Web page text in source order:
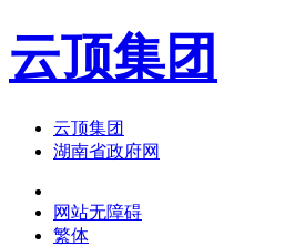
云顶集团
云顶集团
湖南省政府网
网站无障碍
繁体